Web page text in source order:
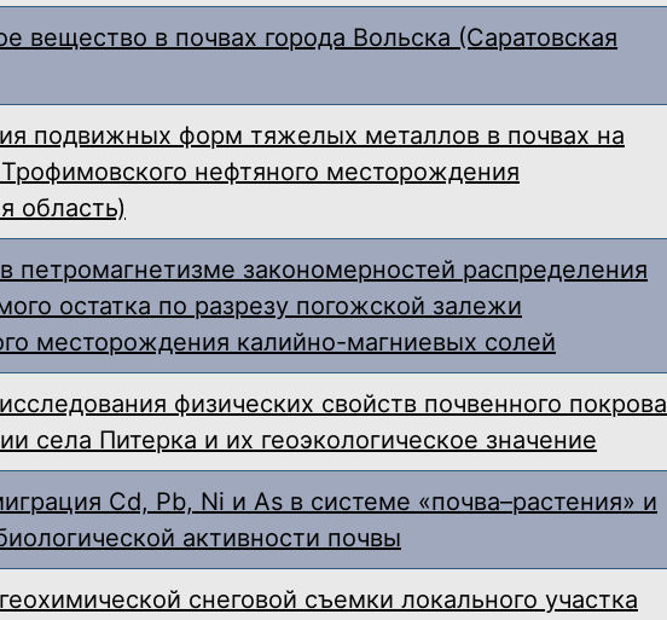
вещество в почвах города Вольска (Саратовская
подвижных форм тяжелых металлов в почвах на
нефтяного месторождения
область)
петромагнетизме закономерностей распределения
остатка по разрезу погожской залежи
месторождения калийно-магниевых солей
физических свойств почвенного покрова
села Питерка и их геоэкологическое значение
Cd, Pb, Ni и As в системе «почва–растения» и
активности почвы
снеговой съемки локального участка